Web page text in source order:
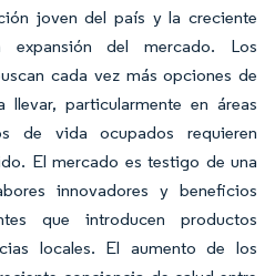
joven del país y la creciente
expansión del mercado. Los
cada vez más opciones de
llevar, particularmente en áreas
de vida ocupados requieren
El mercado es testigo de una
innovadores y beneficios
que introducen productos
locales. El aumento de los